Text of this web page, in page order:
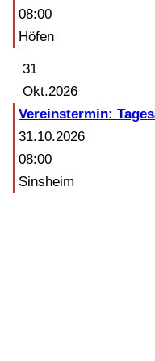
08:00
Höfen
31
Okt.2026
Vereinstermin:
31.10.2026
08:00
Sinsheim